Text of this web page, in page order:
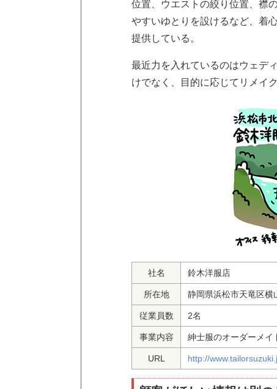
位置、ウエストの絞り位置、襟
やすいゆとりを設けるなど、着
提供している。
最近力を入れているのはウェデ
けでなく、目的に応じてリメイ
社名 鈴木洋服店
所在地 静岡県浜松市天竜区横
従業員数 2名
事業内容 紳士服のオーダーメイ
URL http://